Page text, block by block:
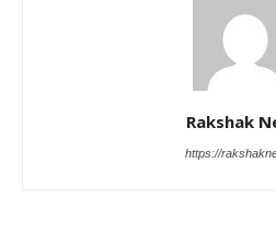
Rakshak
https://